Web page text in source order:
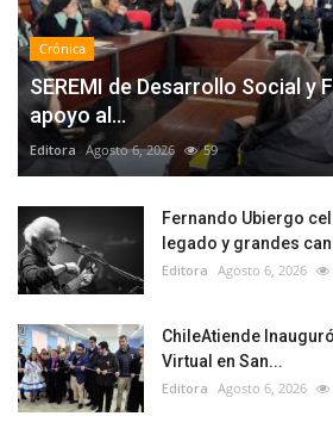
Crónica
SEREMI de Desarrollo Social y
apoyo al...
Editora Agosto 6, 2026 59
Fernando Ubiergo
legado y grandes
Editora Agosto 6, 2026
ChileAtiende
Virtual en San...
Editora Agosto 6, 2026